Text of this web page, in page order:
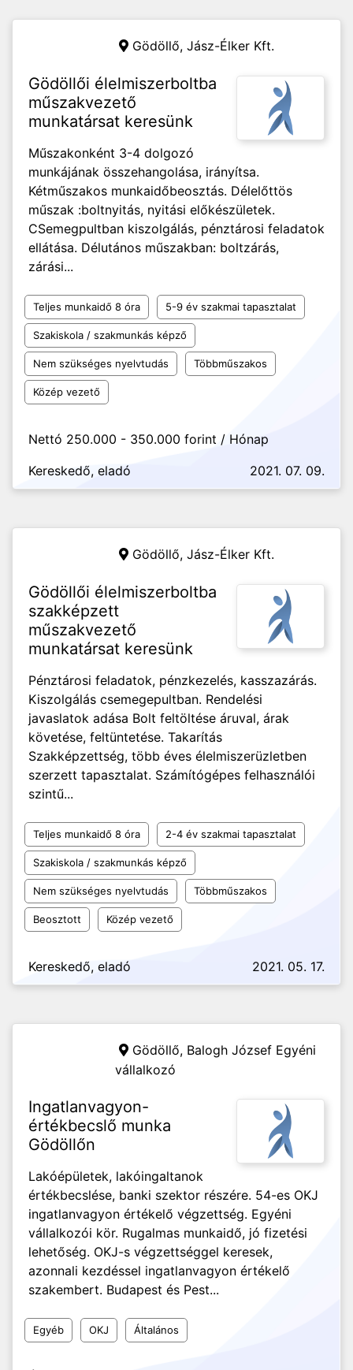
Gödöllő, Jász-Élker Kft.
Gödöllői élelmiszerboltba
műszakvezető
munkatársat keresünk
Műszakonként 3-4 dolgozó
munkájának összehangolása, irányítsa.
Kétműszakos munkaidőbeosztás. Délelőttös
műszak :boltnyitás, nyitási előkészületek.
CSemegpultban kiszolgálás, pénztárosi feladatok
ellátása. Délutános műszakban: boltzárás,
zárási...
Teljes munkaidő 8 óra 5-9 év szakmai tapasztalat
Szakiskola / szakmunkás képző
Nem szükséges nyelvtudás Többműszakos
Közép vezető
Nettó 250.000 - 350.000 forint / Hónap
Kereskedő, eladó
2021. 07. 09.
Gödöllő, Jász-Élker Kft.
Gödöllői élelmiszerboltba
szakképzett
műszakvezető
munkatársat keresünk
Pénztárosi feladatok, pénzkezelés, kasszazárás.
Kiszolgálás csemegepultban. Rendelési
javaslatok adása Bolt feltöltése áruval, árak
követése, feltüntetése. Takarítás
Szakképzettség, több éves élelmiszerüzletben
szerzett tapasztalat. Számítógépes felhasználói
szintű...
Teljes munkaidő 8 óra 2-4 év szakmai tapasztalat
Szakiskola / szakmunkás képző
Nem szükséges nyelvtudás Többműszakos
Beosztott Közép vezető
Kereskedő, eladó 2021. 05. 17.
Gödöllő, Balogh József Egyéni
vállalkozó
Ingatlanvagyon-
értékbecslő munka
Gödöllőn
Lakóépületek, lakóingaltanok
értékbecslése, banki szektor részére. 54-es OKJ
ingatlanvagyon értékelő végzettség. Egyéni
vállalkozói kör. Rugalmas munkaidő, jó fizetési
lehetőség. OKJ-s végzettséggel keresek,
azonnali kezdéssel ingatlanvagyon értékelő
szakembert. Budapest és Pest...
Egyéb OKJ Általános